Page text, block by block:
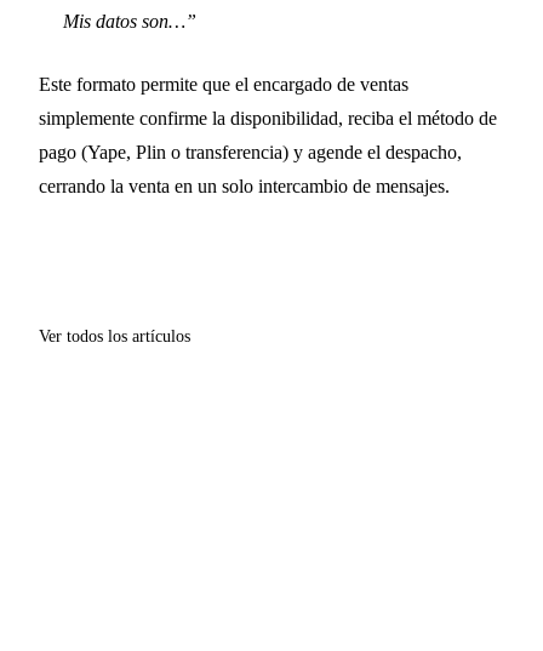
Mis datos son…”
Este formato permite que el encargado de ventas
simplemente confirme la disponibilidad, reciba el método de
pago (Yape, Plin o transferencia) y agende el despacho,
cerrando la venta en un solo intercambio de mensajes.
Ver todos los artículos